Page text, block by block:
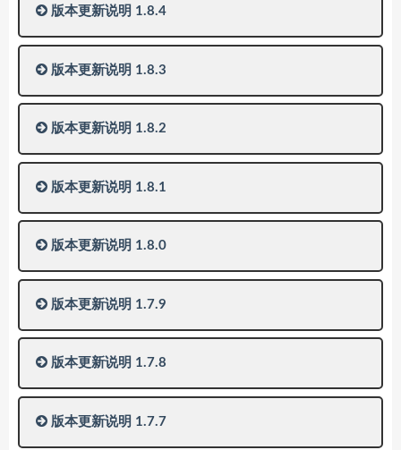
版本更新说明 1.8.4
版本更新说明 1.8.3
版本更新说明 1.8.2
版本更新说明 1.8.1
版本更新说明 1.8.0
版本更新说明 1.7.9
版本更新说明 1.7.8
版本更新说明 1.7.7